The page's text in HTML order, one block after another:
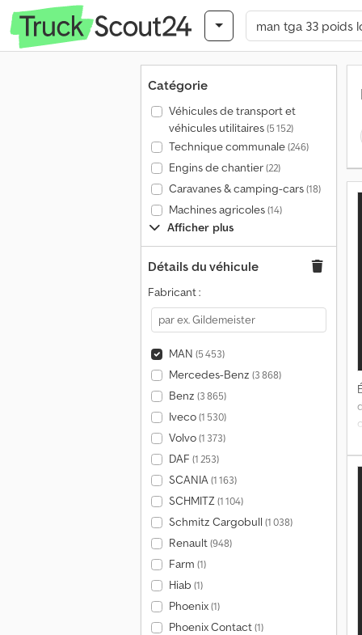
Catégorie
Véhicules de transport et
véhicules utilitaires(5 152)
Technique communale(246)
Engins de chantier(22)
Caravanes & camping-cars(18)
Machines agricoles(14)
Afficher plus
Détails du véhicule
Fabricant :
MAN (5 453)
Mercedes-Benz (3 868)
Benz (3 865)
Iveco(1 530)
Volvo(1 373)
DAF (1 253)
SCANIA(1 163)
SCHMITZ(1 104)
Schmitz Cargobull (1 038)
Renault(948)
Farm (1)
Hiab (1)
Phoenix(1)
Phoenix Contact(1)